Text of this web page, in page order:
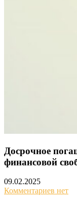
Досрочное
финансовой
09.02.2025
Комментариев нет